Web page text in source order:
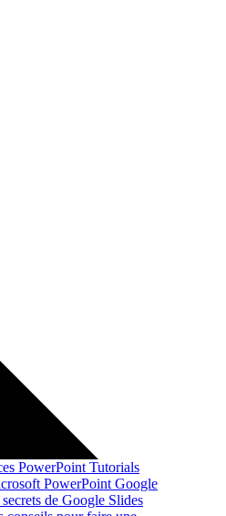
PowerPoint Tutorials
PowerPoint Google
de Google Slides